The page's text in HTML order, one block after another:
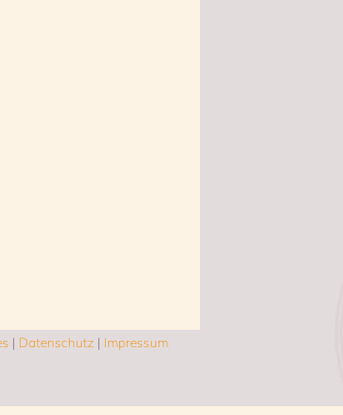
| Datenschutz| Impressum